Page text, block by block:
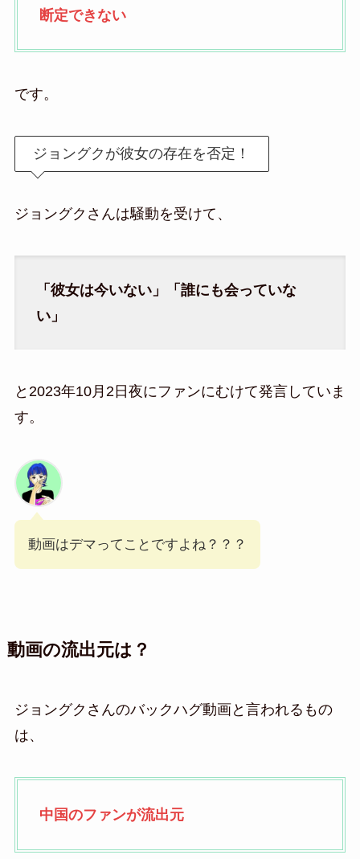
断定できない
です。
ジョングクが彼女の存在を否定！
ジョングクさんは騒動を受けて、
「彼女は今いない」「誰にも会っていな
い」
と2023年10月2日夜にファンにむけて発言していま
す。
動画はデマってことですよね？？？
動画の流出元は？
ジョングクさんのバックハグ動画と言われるもの
は、
中国のファンが流出元